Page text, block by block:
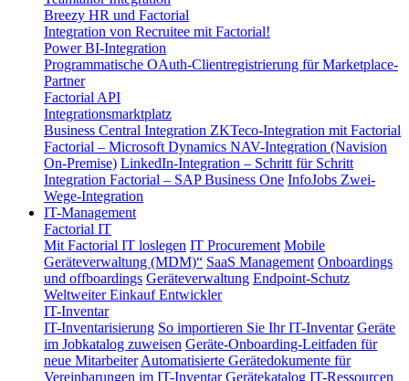
Breezy HR und Factorial
Integration von Recruitee mit Factorial!
Power BI-Integration
Programmatische OAuth-Clientregistrierung für Marketplace-
Partner
Factorial API
Integrationsmarktplatz
Business Central Integration ZKTeco-Integration mit Factorial
Factorial – Microsoft Dynamics NAV-Integration (Navision
On-Premise) LinkedIn-Integration – Schritt für Schritt
Integration Factorial – SAP Business One InfoJobs Zwei-
Wege-Integration
IT-Management
Factorial IT
Mit Factorial IT loslegen IT Procurement Mobile
Geräteverwaltung (MDM)“ SaaS Management Onboardings
und offboardings Geräteverwaltung Endpoint-Schutz
Weltweiter EinkaufEntwickler
IT-Inventar
IT-Inventarisierung So importieren Sie Ihr IT-Inventar Geräte
im Jobkatalog zuweisen Geräte-Onboarding-Leitfaden für
neue Mitarbeiter Automatisierte Gerätedokumente für
Vereinbarungen im IT-Inventar Gerätekatalog IT-Ressourcen